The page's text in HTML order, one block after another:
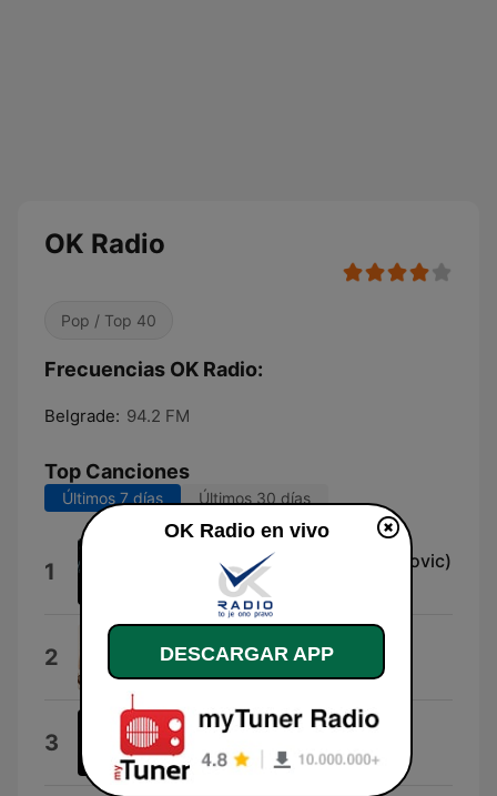
OK Radio
Pop / Top 40
Frecuencias OK Radio:
Belgrade: 94.2 FM
Top Canciones
Últimos 7 días Últimos 30 días
1 Dodji sebi (feat. Aleksandra Prijovic)
2 Melatonin
3 Kada Dodje Vreme
Elon & Vincenzo
OK Radio en vivo
DESCARGAR APP